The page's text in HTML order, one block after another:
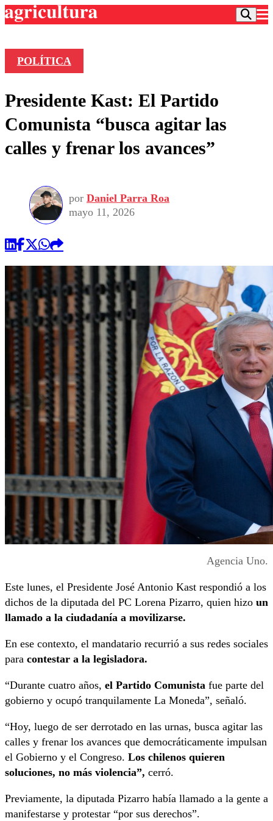
Frecuencias
Agricultura TV
Deportes
Colo Colo
Seleccion Chilena
Torneo Internacional
Universidad de Chile
Entretención
Economía
Internacional
Sustentabilidad
Publicaciones en medios
Opinión
POLÍTICA
Presidente Kast: El Partido
Comunista “busca agitar las
calles y frenar los avances”
por Daniel Parra Roa
mayo 11, 2026
Agencia Uno.
Este lunes, el Presidente José Antonio Kast respondió a los
dichos de la diputada del PC Lorena Pizarro, quien hizo un
llamado a la ciudadanía a movilizarse.
En ese contexto, el mandatario recurrió a sus redes sociales
para contestar a la legisladora.
“Durante cuatro años, el Partido Comunista fue parte del
gobierno y ocupó tranquilamente La Moneda”, señaló.
“Hoy, luego de ser derrotado en las urnas, busca agitar las
calles y frenar los avances que democráticamente impulsan
el Gobierno y el Congreso. Los chilenos quieren
soluciones, no más violencia”, cerró.
Previamente, la diputada Pizarro había llamado a la gente a
manifestarse y protestar “por sus derechos”.